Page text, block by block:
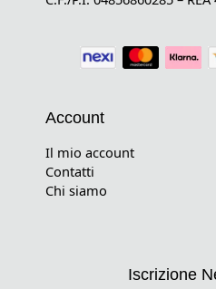
Account
Il mio account
Contatti
Chi siamo
Iscrizione